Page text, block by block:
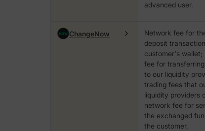
advanced user.
ChangeNow
Network fee for
deposit
customer's wallet;
fee for
to our liquidity
trading fees that
liquidity providers
network fee for
the exchanged
the customer.